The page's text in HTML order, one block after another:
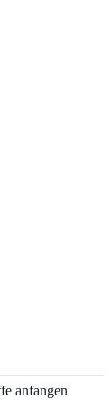
anfangen